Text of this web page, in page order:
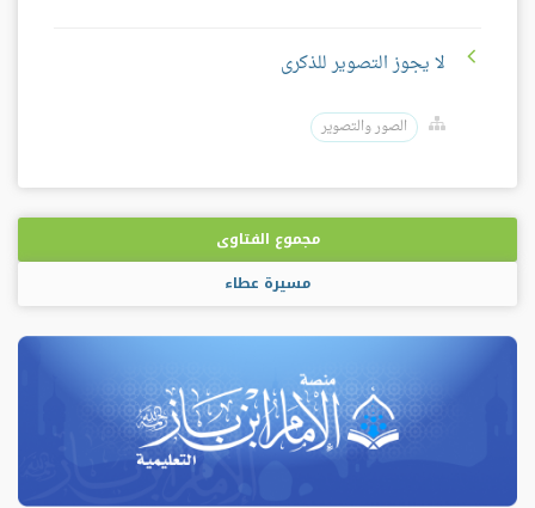
لا يجوز التصوير للذكرى
الصور والتصوير
مجموع الفتاوى
مسيرة عطاء